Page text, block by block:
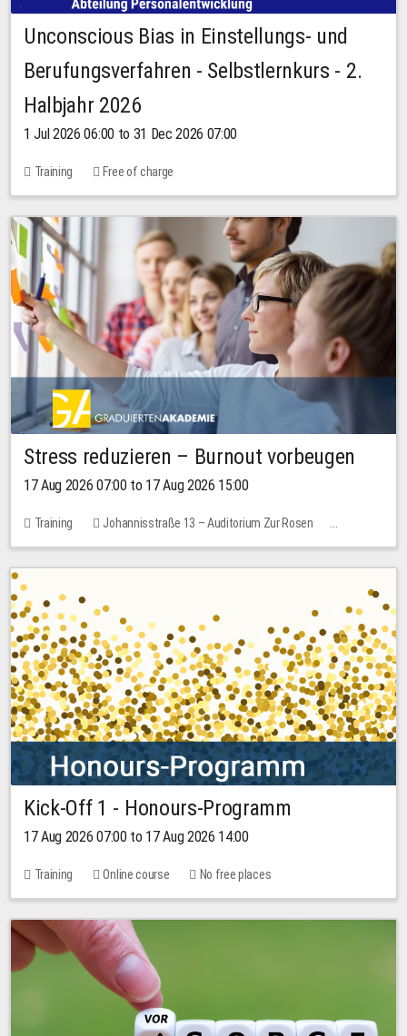
Unconscious Bias in Einstellungs- und
Berufungsverfahren - Selbstlernkurs - 2.
Halbjahr 2026
1 Jul 2026 06:00 to 31 Dec 2026 07:00
Training Free of charge
Stress reduzieren – Burnout vorbeugen
17 Aug 2026 07:00 to 17 Aug 2026 15:00
Training
Johannisstraße 13 – Auditorium Zur Rosen
1 place
10.00 EUR
Kick-Off 1 - Honours-Programm
17 Aug 2026 07:00 to 17 Aug 2026 14:00
Training Online course No free places